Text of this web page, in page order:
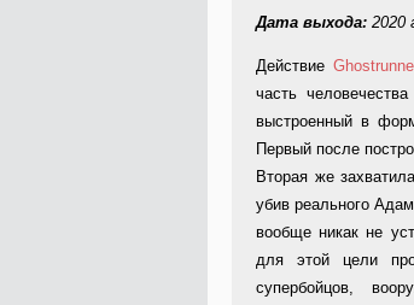
Дата выхода: 2020
Действие
часть
выстроенный в
Первый после
Вторая же
убив реального
вообще никак не
для этой цели
супербойцов,